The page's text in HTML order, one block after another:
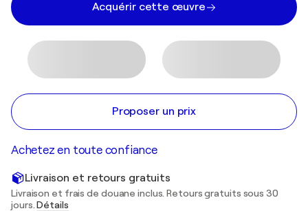
Acquérir cette œuvre
Proposer un prix
Achetez en toute confiance
Livraison et retours gratuits
Livraison et frais de douane inclus. Retours gratuits sous 30
jours.Détails